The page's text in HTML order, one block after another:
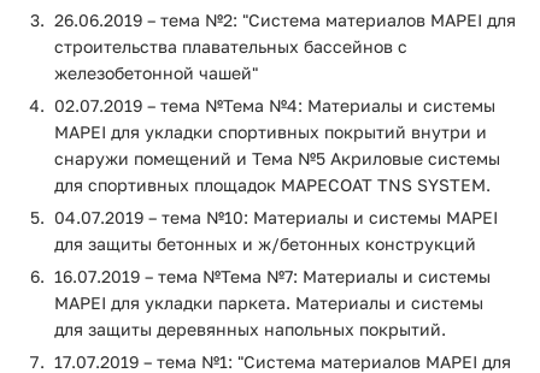
sales@mpkm.org
26.06.2019 – тема №2: "Система материалов MAPEI для
строительства плавательных бассейнов с
железобетонной чашей"
02.07.2019 – тема №Тема №4: Материалы и системы
MAPEI для укладки спортивных покрытий внутри и
снаружи помещений и Тема №5 Акриловые системы
для спортивных площадок MAPECOAT TNS SYSTEM.
04.07.2019 – тема №10: Материалы и системы MAPEI
для защиты бетонных и ж/бетонных конструкций
16.07.2019 – тема №Тема №7: Материалы и системы
MAPEI для укладки паркета. Материалы и системы
для защиты деревянных напольных покрытий.
17.07.2019 – тема №1: "Система материалов MAPEI для